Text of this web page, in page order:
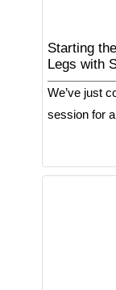
Starting
Legs with
We’ve just
session for